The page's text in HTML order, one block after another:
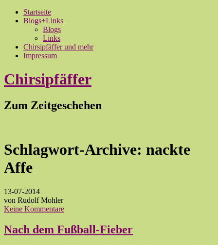
Startseite
Blogs+Links
Blogs
Links
Chirsipfäffer und mehr
Impressum
Chirsipfäffer
Zum Zeitgeschehen
Schlagwort-Archive: nackte
Affe
13-07-2014
von Rudolf Mohler
Keine Kommentare
Nach dem Fußball-Fieber